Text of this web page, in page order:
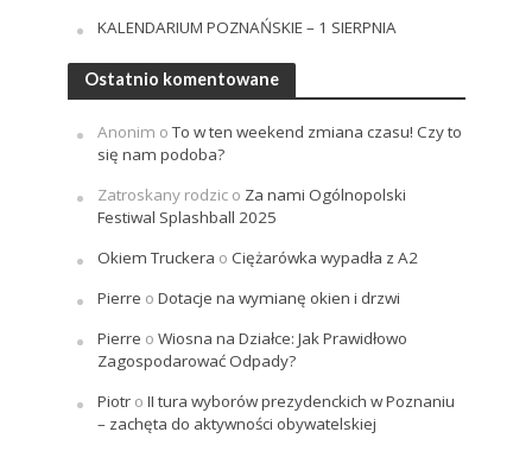
KALENDARIUM POZNAŃSKIE – 1 SIERPNIA
Ostatnio komentowane
Anonim oTo w ten weekend zmiana czasu! Czy to
się nam podoba?
Zatroskany rodzico Za nami Ogólnopolski
Festiwal Splashball 2025
Okiem Truckera o Ciężarówka wypadła z A2
Pierre o Dotacje na wymianę okien i drzwi
Pierre o Wiosna na Działce: Jak Prawidłowo
Zagospodarować Odpady?
Piotro II tura wyborów prezydenckich w Poznaniu
– zachęta do aktywności obywatelskiej